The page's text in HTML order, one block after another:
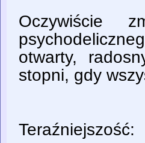
Oczywiście
otwarty,
stopni, gdy
Teraźniejszość: